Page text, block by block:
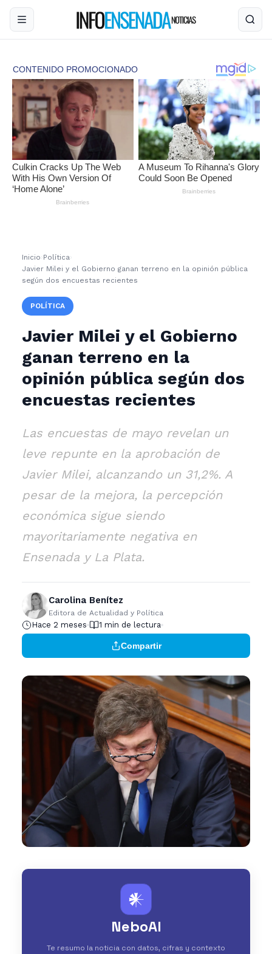
Inicio ›Política›
Javier Milei y el Gobierno ganan terreno en la opinión pública
según dos encuestas recientes
POLÍTICA
Javier Milei y el Gobierno
ganan terreno en la
opinión pública según dos
encuestas recientes
Las encuestas de mayo revelan un
leve repunte en la aprobación de
Javier Milei, alcanzando un 31,2%. A
pesar de la mejora, la percepción
económica sigue siendo
mayoritariamente negativa en
Ensenada y La Plata.
Carolina Benítez
Editora de Actualidad y Política
Hace 2 meses 1 min de lectura
Compartir
𒀭
NeboAI
Te resumo la noticia con datos, cifras y contexto